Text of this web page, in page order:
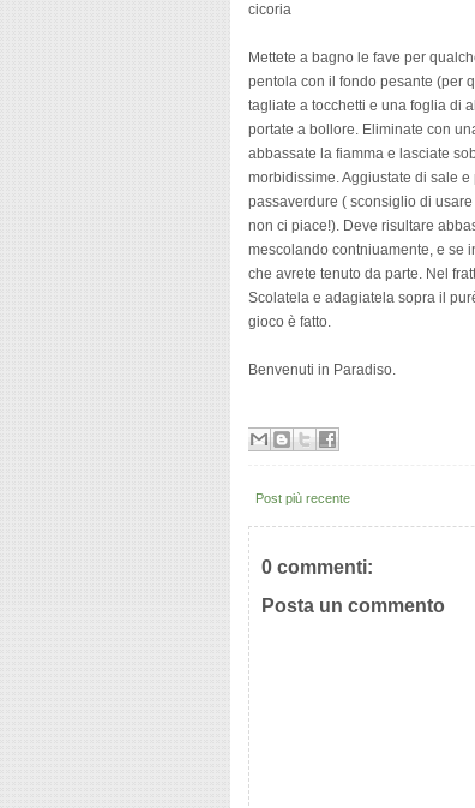
cicoria
Mettete a bagno le fave per
pentola con il fondo pesante (per
tagliate a tocchetti e una foglia di
portate a bollore. Eliminate con
abbassate la fiamma e lasciate
morbidissime. Aggiustate di sale
passaverdure ( sconsiglio di
non ci piace!). Deve risultare
mescolando contniuamente, e se
che avrete tenuto da parte. Nel
Scolatela e adagiatela sopra il
gioco è fatto.
Benvenuti in Paradiso.
Post più recente
0 commenti:
Posta un commento